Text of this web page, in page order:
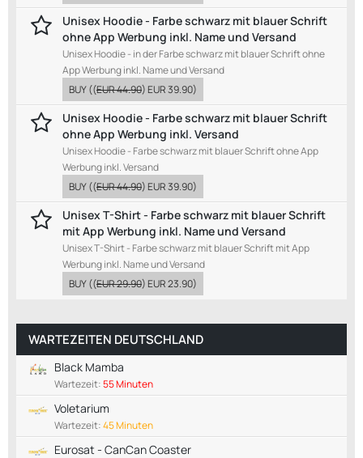
Unisex Hoodie - Farbe schwarz mit blauer Schrift
ohne App Werbung inkl. Name und Versand
Unisex Hoodie - in der Farbe schwarz mit blauer Schrift ohne
App Werbung inkl. Name und Versand
BUY((EUR 44.90)EUR 39.90)
Unisex Hoodie - Farbe schwarz mit blauer Schrift
ohne App Werbung inkl. Versand
Unisex Hoodie - Farbe schwarz mit blauer Schrift ohne App
Werbung inkl. Versand
BUY((EUR 44.90)EUR 39.90)
Unisex T-Shirt - Farbe schwarz mit blauer Schrift
mit App Werbung inkl. Name und Versand
Unisex T-Shirt - Farbe schwarz mit blauer Schrift mit App
Werbung inkl. Name und Versand
BUY((EUR 29.90)EUR 23.90)
WARTEZEITEN DEUTSCHLAND
Black Mamba
Wartezeit:55 Minuten
Voletarium
Wartezeit:45 Minuten
Eurosat - CanCan Coaster